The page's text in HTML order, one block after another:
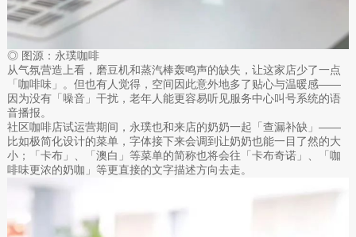
◎ 图源：永璞咖啡
从气氛营造上看，磨豆机和蒸汽棒轰鸣声的缺失，让这家店少了一点
「咖啡味」。但也有人觉得，空间因此意外地多了贴心与温暖感——
因为没有「噪音」干扰，老年人能更容易听见服务中心叫号系统的语
音播报。
社区咖啡店试运营期间，永璞也和来店的奶奶一起「查漏补缺」——
比如极简化设计的菜单，字体接下来会调到让奶奶也能一目了然的大
小；「卡布」、「澳白」等菜单的简称也将会往「卡布奇诺」、「咖
啡味更浓的奶咖」等更直接的文字描述方向去走。